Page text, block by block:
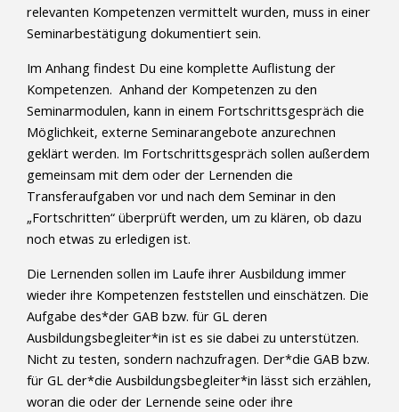
relevanten Kompetenzen vermittelt wurden, muss in einer
Seminarbestätigung dokumentiert sein.
Im Anhang findest Du eine komplette Auflistung der
Kompetenzen. Anhand der Kompetenzen zu den
Seminarmodulen, kann in einem Fortschrittsgespräch die
Möglichkeit, externe Seminarangebote anzurechnen
geklärt werden. Im Fortschrittsgespräch sollen außerdem
gemeinsam mit dem oder der Lernenden die
Transferaufgaben vor und nach dem Seminar in den
„Fortschritten“ überprüft werden, um zu klären, ob dazu
noch etwas zu erledigen ist.
Die Lernenden sollen im Laufe ihrer Ausbildung immer
wieder ihre Kompetenzen feststellen und einschätzen. Die
Aufgabe des*der GAB bzw. für GL deren
Ausbildungsbegleiter*in ist es sie dabei zu unterstützen.
Nicht zu testen, sondern nachzufragen. Der*die GAB bzw.
für GL der*die Ausbildungsbegleiter*in lässt sich erzählen,
woran die oder der Lernende seine oder ihre